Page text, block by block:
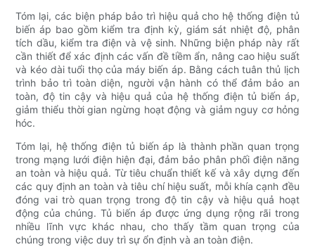
Tóm lại, các biện pháp bảo trì hiệu quả cho hệ thống điện tủ
biến áp bao gồm kiểm tra định kỳ, giám sát nhiệt độ, phân
tích dầu, kiểm tra điện và vệ sinh. Những biện pháp này rất
cần thiết để xác định các vấn đề tiềm ẩn, nâng cao hiệu suất
và kéo dài tuổi thọ của máy biến áp. Bằng cách tuân thủ lịch
trình bảo trì toàn diện, người vận hành có thể đảm bảo an
toàn, độ tin cậy và hiệu quả của hệ thống điện tủ biến áp,
giảm thiểu thời gian ngừng hoạt động và giảm nguy cơ hỏng
hóc.
Tóm lại, hệ thống điện tủ biến áp là thành phần quan trọng
trong mạng lưới điện hiện đại, đảm bảo phân phối điện năng
an toàn và hiệu quả. Từ tiêu chuẩn thiết kế và xây dựng đến
các quy định an toàn và tiêu chí hiệu suất, mỗi khía cạnh đều
đóng vai trò quan trọng trong độ tin cậy và hiệu quả hoạt
động của chúng. Tủ biến áp được ứng dụng rộng rãi trong
nhiều lĩnh vực khác nhau, cho thấy tầm quan trọng của
chúng trong việc duy trì sự ổn định và an toàn điện.